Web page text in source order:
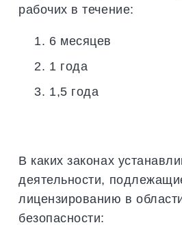
рабочих в течение:
6 месяцев
1 года
1,5 года
В каких законах
деятельности,
лицензированию в
безопасности: